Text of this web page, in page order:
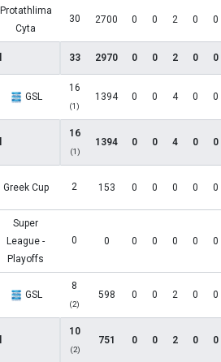
Protathlima
Cyta
30 2700 0 0 2 0 0
33 2970 0 0 2 0 0
GSL
16
(1)
1394 0 0 4 0 0
16
(1)
1394 0 0 4 0 0
Greek Cup 2 153 0 0 0 0 0
Super
League -
Playoffs
0 0 0 0 0 0 0
GSL
8
(2)
598 0 0 2 0 0
10
(2)
751 0 0 2 0 0